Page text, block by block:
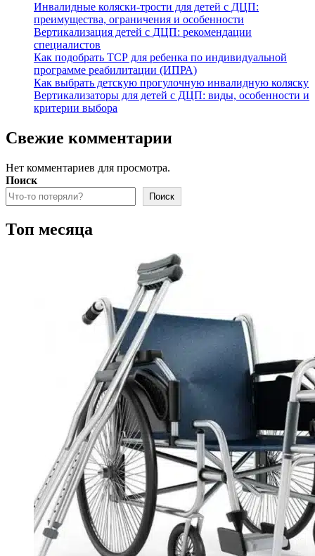
Инвалидные коляски-трости для детей с ДЦП:
преимущества, ограничения и особенности
Вертикализация детей с ДЦП: рекомендации
специалистов
Как подобрать ТСР для ребенка по индивидуальной
программе реабилитации (ИПРА)
Как выбрать детскую прогулочную инвалидную коляску
Вертикализаторы для детей с ДЦП: виды, особенности и
критерии выбора
Свежие комментарии
Нет комментариев для просмотра.
Поиск
Поиск
Топ месяца